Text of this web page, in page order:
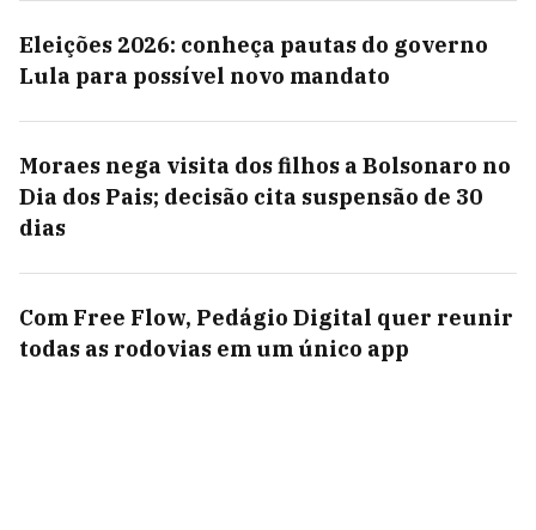
Eleições 2026: conheça pautas do governo
Lula para possível novo mandato
Moraes nega visita dos filhos a Bolsonaro no
Dia dos Pais; decisão cita suspensão de 30
dias
Com Free Flow, Pedágio Digital quer reunir
todas as rodovias em um único app